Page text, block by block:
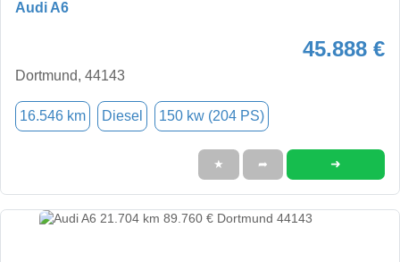
Audi A6
45.888 €
Dortmund, 44143
16.546 km Diesel 150 kw (204 PS)
★ ➦ ➜